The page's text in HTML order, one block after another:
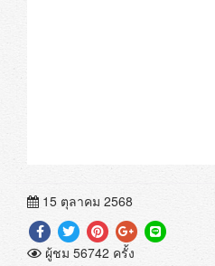
15 ตุลาคม 2568
ผู้ชม 56742 ครั้ง